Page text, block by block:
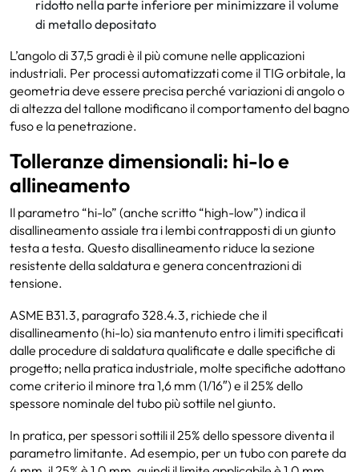
ridotto nella parte inferiore per minimizzare il volume
di metallo depositato
L’angolo di 37,5 gradi è il più comune nelle applicazioni
industriali. Per processi automatizzati come il TIG orbitale, la
geometria deve essere precisa perché variazioni di angolo o
di altezza del tallone modificano il comportamento del bagno
fuso e la penetrazione.
Tolleranze dimensionali: hi-lo e
allineamento
Il parametro “hi-lo” (anche scritto “high-low”) indica il
disallineamento assiale tra i lembi contrapposti di un giunto
testa a testa. Questo disallineamento riduce la sezione
resistente della saldatura e genera concentrazioni di
tensione.
ASME B31.3, paragrafo 328.4.3, richiede che il
disallineamento (hi-lo) sia mantenuto entro i limiti specificati
dalle procedure di saldatura qualificate e dalle specifiche di
progetto; nella pratica industriale, molte specifiche adottano
come criterio il minore tra 1,6 mm (1/16″) e il 25% dello
spessore nominale del tubo più sottile nel giunto.
In pratica, per spessori sottili il 25% dello spessore diventa il
parametro limitante. Ad esempio, per un tubo con parete da